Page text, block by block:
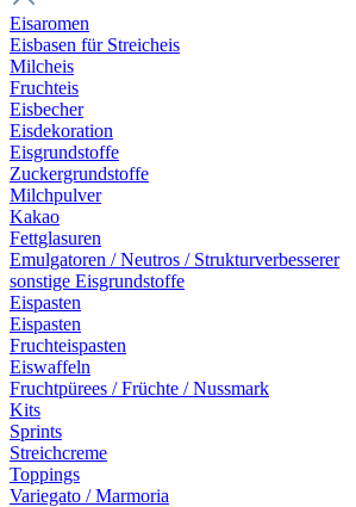
Eisaromen
Eisbasen für Streicheis
Milcheis
Fruchteis
Eisbecher
Eisdekoration
Eisgrundstoffe
Zuckergrundstoffe
Milchpulver
Kakao
Fettglasuren
Emulgatoren / Neutros / Strukturverbesserer
sonstige Eisgrundstoffe
Eispasten
Eispasten
Fruchteispasten
Eiswaffeln
Fruchtpürees / Früchte / Nussmark
Kits
Sprints
Streichcreme
Toppings
Variegato / Marmoria